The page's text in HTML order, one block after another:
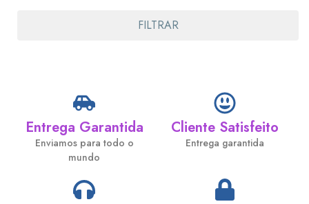
FILTRAR
Entrega Garantida
Enviamos para todo o
mundo
Cliente Satisfeito
Entrega garantida